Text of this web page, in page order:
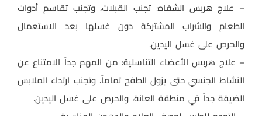
– علاج هربس الشفاه: تجنب القبلات، وتجنب تقاسم أدوات
الطعام والشراب المشتركة دون غسلها بعد الاستعمال
والحرص على غسل اليدين.
– علاج هربس الأعضاء التناسلية: من المهم جداً الامتناع عن
النشاط الجنسي حتى يزول الطفح تماماً. وتجنب ارتداء الملابس
الضيقة جداً في منطقة العانة، والحرص على غسل اليدين.